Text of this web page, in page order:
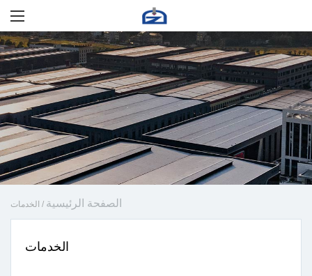
الصفحة الرئيسية / الخدمات
الخدمات